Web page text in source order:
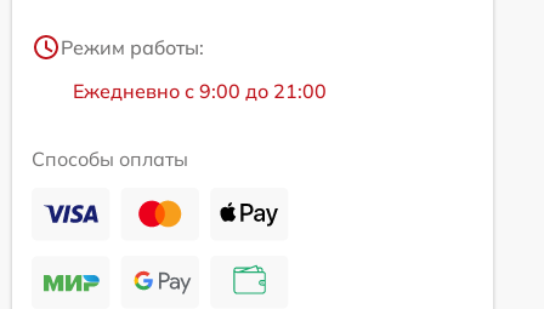
Режим работы:
Ежедневно с 9:00 до 21:00
Способы оплаты